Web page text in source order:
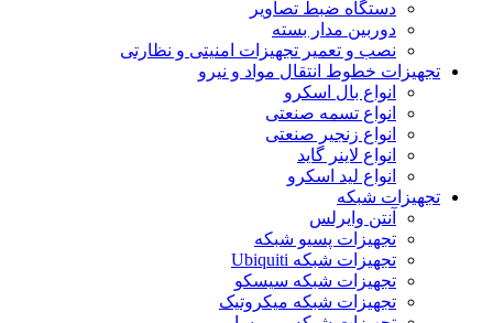
دستگاه ضبط تصاویر
دوربین مدار بسته
نصب و تعمیر تجهیزات امنیتی و نظارتی
تجهیزات خطوط انتقال مواد و نیرو
انواع بال اسکرو
انواع تسمه صنعتی
انواع زنجیر صنعتی
انواع لاینر گاید
انواع لید اسکرو
تجهیزات شبکه
آنتن وایرلس
تجهیزات پسیو شبکه
تجهیزات شبکه Ubiquiti
تجهیزات شبکه سیسکو
تجهیزات شبکه میکروتیک